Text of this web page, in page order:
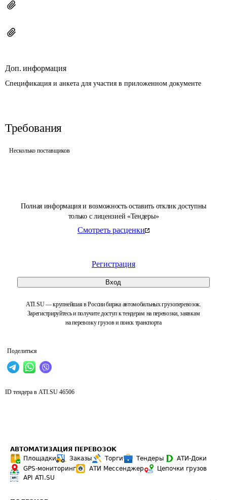
Полная информация и возможность оставить отклик доступны
только с лицензией «Тендеры»
Смотреть расценки
Регистрация
Вход
ATI.SU — крупнейшая в России биржа автомобильных грузоперевозок.
Зарегистрируйтесь и получите доступ к тендерам на перевозки, заявкам
на перевозку грузов и поиск транспорта
Поделиться
Доп. информация
Спецификация и анкета для участия в приложенном документе
Требования
Несколько поставщиков
ID тендера в ATI.SU 46506
АВТОМАТИЗАЦИЯ ПЕРЕВОЗОК
Площадки
Заказы Торги Тендеры
АТИ-Доки
GPS-мониторинг
АТИ Мессенджер
Цепочки грузов
API ATI.SU